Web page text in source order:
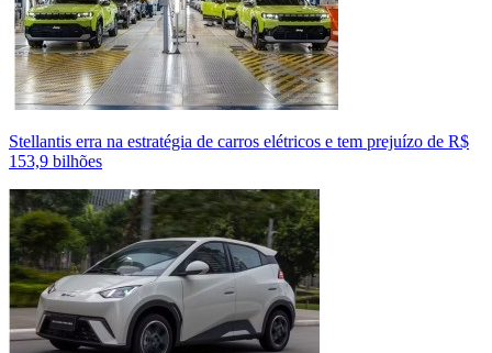
Stellantis erra na estratégia de carros elétricos e tem prejuízo de R$
153,9 bilhões